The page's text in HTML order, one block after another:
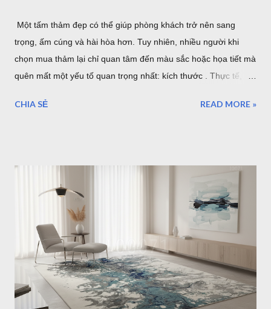
Một tấm thảm đẹp có thể giúp phòng khách trở nên sang
trọng, ấm cúng và hài hòa hơn. Tuy nhiên, nhiều người khi
chọn mua thảm lại chỉ quan tâm đến màu sắc hoặc họa tiết mà
quên mất một yếu tố quan trọng nhất: kích thước . Thực tế,
cân đối. Ngược lại, thảm quá lớn có thể làm không gian trở
thảm phù hợp nhất. Cách Chọn Kích Thước Thảm Phòng
Khách Chuẩn Theo Từng Loại Sofa (Kèm Bảng Kích Thước) Vì
sao kích thước thảm phòng khách lại quan trọng? Trong thiết
kế nội thất, thảm không chỉ có tác dụng trang trí mà còn đóng
vai trò kết nối toàn bộ khu vực tiếp khách. Một chiếc thảm có
kích thước phù hợp sẽ tạo cảm giác cân đối, giúp bộ sofa, bàn
trà và các món đồ nội thất trở thành một tổng ...
CHIA SẺ READ MORE »